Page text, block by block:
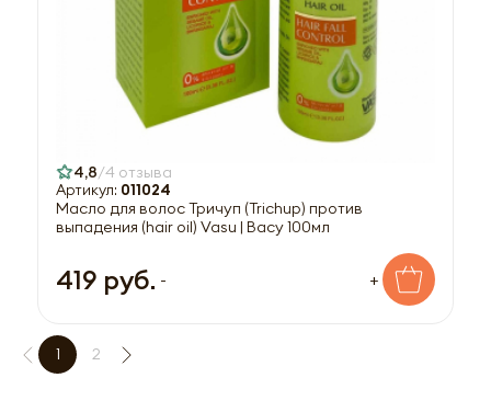
4,8 4 отзыва
Артикул: 011024
Масло для волос Тричуп (Trichup) против
выпадения (hair oil) Vasu | Васу 100мл
419 руб. - +
1 2